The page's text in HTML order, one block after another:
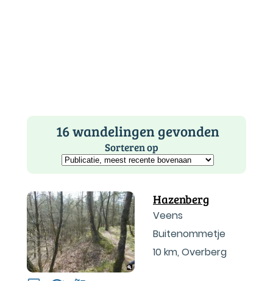
16 wandelingen gevonden
Sorteren op
Hazenberg
Veens
Buitenommetje
10 km, Overberg